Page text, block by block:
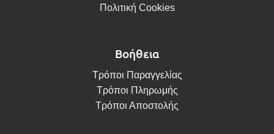
Πολιτική Cookies
Βοήθεια
Τρόποι Παραγγελίας
Τρόποι Πληρωμής
Τρόποι Αποστολής